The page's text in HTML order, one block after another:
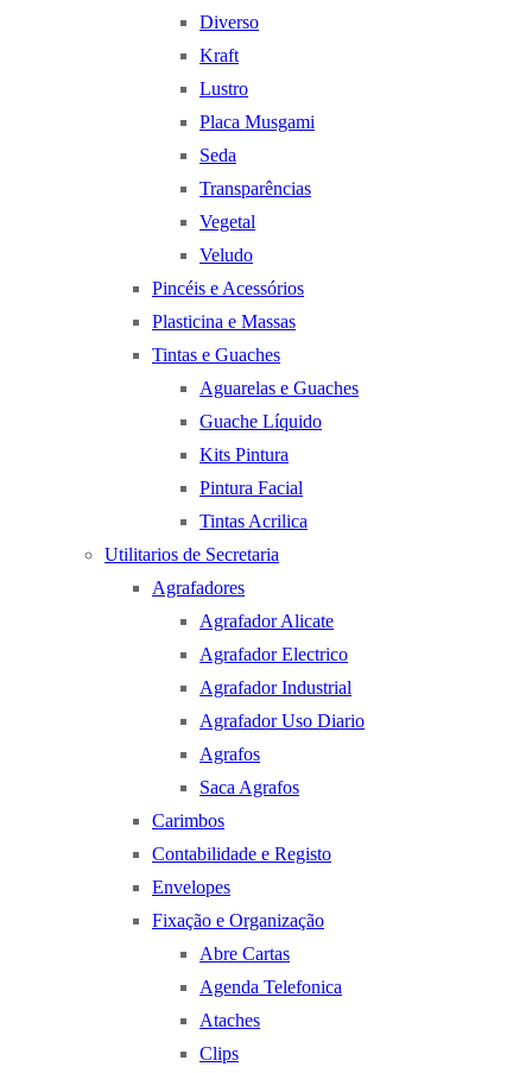
Diverso
Kraft
Lustro
Placa Musgami
Seda
Transparências
Vegetal
Veludo
Pincéis e Acessórios
Plasticina e Massas
Tintas e Guaches
Aguarelas e Guaches
Guache Líquido
Kits Pintura
Pintura Facial
Tintas Acrilica
Utilitarios de Secretaria
Agrafadores
Agrafador Alicate
Agrafador Electrico
Agrafador Industrial
Agrafador Uso Diario
Agrafos
Saca Agrafos
Carimbos
Contabilidade e Registo
Envelopes
Fixação e Organização
Abre Cartas
Agenda Telefonica
Ataches
Clips